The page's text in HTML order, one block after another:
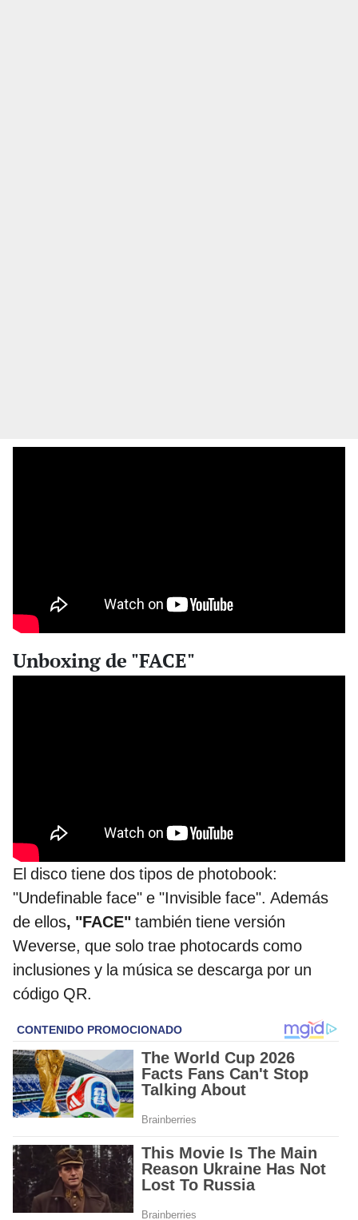
Unboxing de "FACE"
El disco tiene dos tipos de photobook:
"Undefinable face" e "Invisible face". Además
de ellos, "FACE" también tiene versión
Weverse, que solo trae photocards como
inclusiones y la música se descarga por un
código QR.